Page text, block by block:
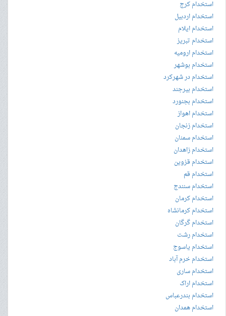
استخدام کرج
استخدام اردبیل
استخدام ایلام
استخدام تبریز
استخدام ارومیه
استخدام بوشهر
استخدام در شهرکرد
استخدام بیرجند
استخدام بجنورد
استخدام اهواز
استخدام زنجان
استخدام سمنان
استخدام زاهدان
استخدام قزوین
استخدام قم
استخدام سنندج
استخدام کرمان
استخدام کرمانشاه
استخدام گرگان
استخدام رشت
استخدام یاسوج
استخدام خرم آباد
استخدام ساری
استخدام اراک
استخدام بندرعباس
استخدام همدان